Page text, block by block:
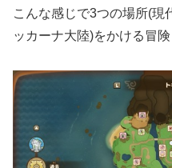
こんな感じで3つの場所(現
ッカーナ大陸)をかける冒険